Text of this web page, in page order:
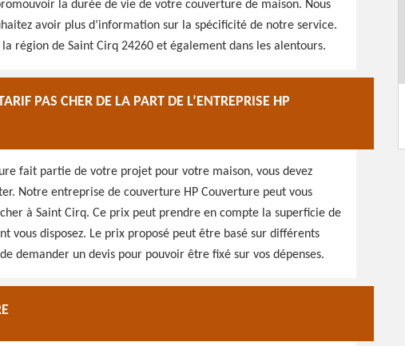
la durée de vie de votre couverture de maison. Nous
avoir plus d’information sur la spécificité de notre service.
région de Saint Cirq 24260 et également dans les alentours.
PAS CHER DE LA PART DE L’ENTREPRISE HP
fait partie de votre projet pour votre maison, vous devez
Notre entreprise de couverture HP Couverture peut vous
à Saint Cirq. Ce prix peut prendre en compte la superficie de
vous disposez. Le prix proposé peut être basé sur différents
demander un devis pour pouvoir être fixé sur vos dépenses.